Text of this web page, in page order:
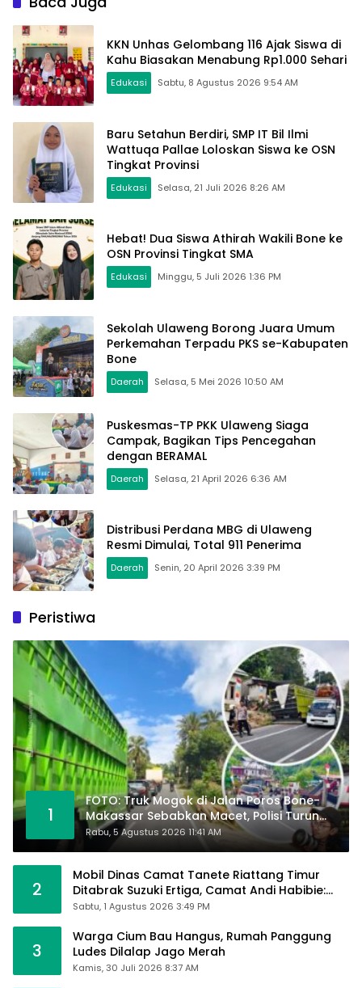
KKN Unhas Gelombang 116 Ajak Siswa di
Kahu Biasakan Menabung Rp1.000 Sehari
Edukasi Sabtu, 8 Agustus 2026 9:54 AM
Baru Setahun Berdiri, SMP IT Bil Ilmi
Wattuqa Pallae Loloskan Siswa ke OSN
Tingkat Provinsi
Edukasi Selasa, 21 Juli 2026 8:26 AM
Hebat! Dua Siswa Athirah Wakili Bone ke
OSN Provinsi Tingkat SMA
Edukasi Minggu, 5 Juli 2026 1:36 PM
Sekolah Ulaweng Borong Juara Umum
Perkemahan Terpadu PKS se-Kabupaten
Bone
Daerah Selasa, 5 Mei 2026 10:50 AM
Puskesmas-TP PKK Ulaweng Siaga
Campak, Bagikan Tips Pencegahan
dengan BERAMAL
Daerah Selasa, 21 April 2026 6:36 AM
Distribusi Perdana MBG di Ulaweng
Resmi Dimulai, Total 911 Penerima
Daerah Senin, 20 April 2026 3:39 PM
Peristiwa
1
FOTO: Truk Mogok di Jalan Poros Bone-
Makassar Sebabkan Macet, Polisi Turun
Tangan
Rabu, 5 Agustus 2026 11:41 AM
2
Mobil Dinas Camat Tanete Riattang Timur
Ditabrak Suzuki Ertiga, Camat Andi Habibie:
Alhamdulillah Saya Baik-Baik Saja
Sabtu, 1 Agustus 2026 3:49 PM
3
Warga Cium Bau Hangus, Rumah Panggung
Ludes Dilalap Jago Merah
Kamis, 30 Juli 2026 8:37 AM